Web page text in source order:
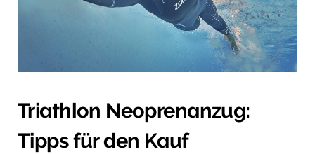
Triathlon Neoprenanzug:
Tipps für den Kauf